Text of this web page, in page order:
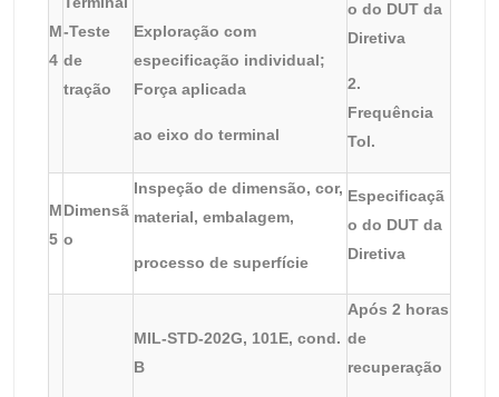
M
4
-Teste
de
tração
Exploração com
especificação individual;
Força aplicada
ao eixo do terminal
o do DUT da
Diretiva
2.
Frequência
Tol.
M
5
Dimensã
o
Inspeção de dimensão, cor,
material, embalagem,
processo de superfície
Especificaçã
o do DUT da
Diretiva
MIL-STD-202G, 101E, cond.
B
Após 2 horas
de
recuperação